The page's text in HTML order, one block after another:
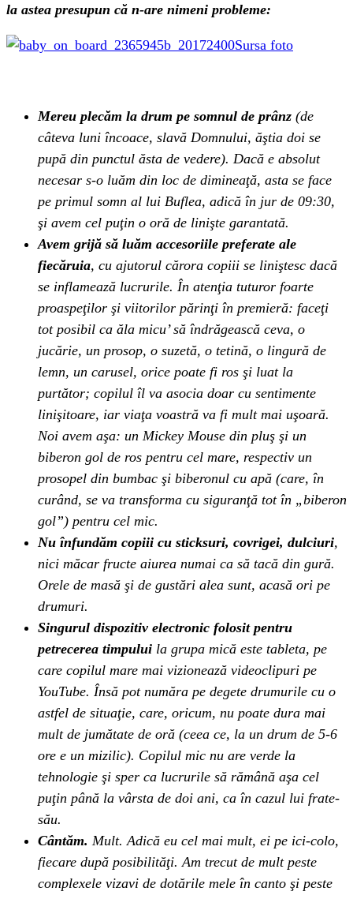
la astea presupun că n-are nimeni probleme:
Sursa foto
Mereu plecăm la drum pe somnul de prânz (de
câteva luni încoace, slavă Domnului, ăştia doi se
pupă din punctul ăsta de vedere). Dacă e absolut
necesar s-o luăm din loc de dimineaţă, asta se face
pe primul somn al lui Buflea, adică în jur de 09:30,
şi avem cel puţin o oră de linişte garantată.
Avem grijă să luăm accesoriile preferate ale
fiecăruia, cu ajutorul cărora copiii se liniştesc dacă
se inflamează lucrurile. În atenţia tuturor foarte
proaspeţilor şi viitorilor părinţi în premieră: faceţi
tot posibil ca ăla micu’ să îndrăgească ceva, o
jucărie, un prosop, o suzetă, o tetină, o lingură de
lemn, un carusel, orice poate fi ros şi luat la
purtător; copilul îl va asocia doar cu sentimente
linişitoare, iar viaţa voastră va fi mult mai uşoară.
Noi avem aşa: un Mickey Mouse din pluş şi un
biberon gol de ros pentru cel mare, respectiv un
prosopel din bumbac şi biberonul cu apă (care, în
curând, se va transforma cu siguranţă tot în „biberon
gol”) pentru cel mic.
Nu înfundăm copiii cu sticksuri, covrigei, dulciuri,
nici măcar fructe aiurea numai ca să tacă din gură.
Orele de masă şi de gustări alea sunt, acasă ori pe
drumuri.
Singurul dispozitiv electronic folosit pentru
petrecerea timpului la grupa mică este tableta, pe
care copilul mare mai vizionează videoclipuri pe
YouTube. Însă pot număra pe degete drumurile cu o
astfel de situaţie, care, oricum, nu poate dura mai
mult de jumătate de oră (ceea ce, la un drum de 5-6
ore e un mizilic). Copilul mic nu are verde la
tehnologie şi sper ca lucrurile să rămână aşa cel
puţin până la vârsta de doi ani, ca în cazul lui frate-
său.
Cântăm. Mult. Adică eu cel mai mult, ei pe ici-colo,
fiecare după posibilităţi. Am trecut de mult peste
complexele vizavi de dotările mele în canto şi peste